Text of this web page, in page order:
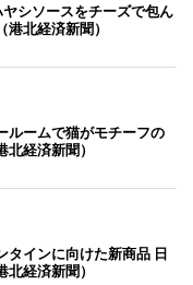
シソースをチーズで包ん
北経済新聞）
ルームで猫がモチーフの
経済新聞）
タインに向けた新商品 日
経済新聞）